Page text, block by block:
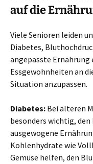
auf die
Viele Senioren leiden
Diabetes,
angepasste Ernährung
Essgewohnheiten an
Situation anzupassen.
Diabetes: Bei älteren
besonders wichtig,
ausgewogene
Kohlenhydrate wie
Gemüse helfen, den